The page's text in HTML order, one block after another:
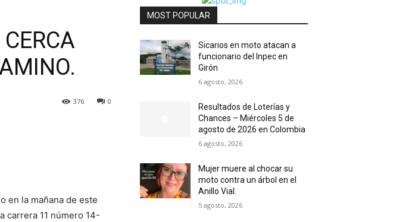
0
376
en la mañana de este
carrera 11 número 14-
MOST POPULAR
Sicarios en moto atacan a
funcionario del Inpec en
Girón
6 agosto, 2026
Resultados de Loterías y
Chances – Miércoles 5 de
agosto de 2026 en Colombia
6 agosto, 2026
Mujer muere al chocar su
moto contra un árbol en el
Anillo Vial.
5 agosto, 2026